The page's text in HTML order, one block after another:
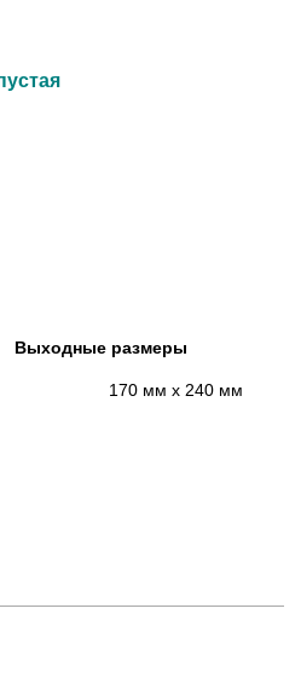
Выходные размеры
170 мм x 240 мм